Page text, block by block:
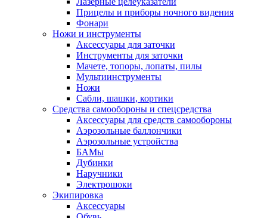
Прицелы и приборы ночного видения
Фонари
Ножи и инструменты
Аксессуары для заточки
Инструменты для заточки
Мачете, топоры, лопаты, пилы
Мультиинструменты
Ножи
Сабли, шашки, кортики
Средства самообороны и спецсредства
Аксессуары для средств самообороны
Аэрозольные баллончики
Аэрозольные устройства
БАМы
Дубинки
Наручники
Электрошоки
Экипировка
Аксессуары